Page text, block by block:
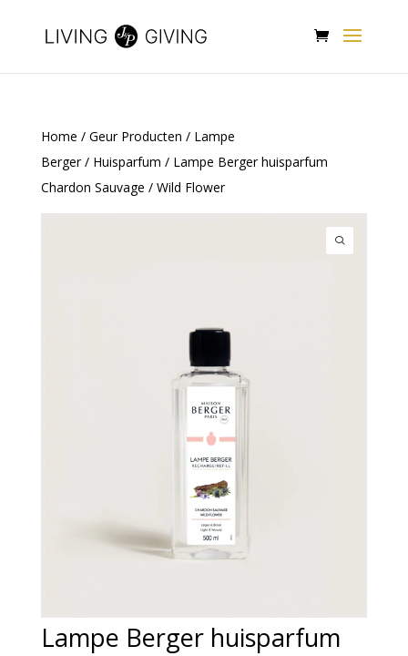
Home / Geur Producten / Lampe
Berger/ Huisparfum / Lampe Berger huisparfum
Chardon Sauvage / Wild Flower
Lampe Berger huisparfum